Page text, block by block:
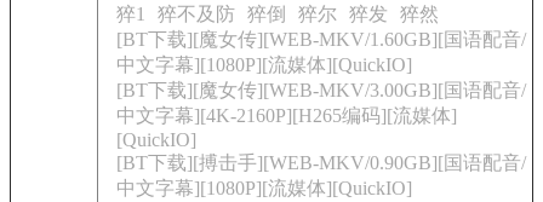
猝1
猝不及防 猝倒 猝尔 猝发
猝然
[BT下载][魔女传][WEB-MKV/1.60GB][国语配音/
中文字幕][1080P][流媒体][QuickIO]
[BT下载][魔女传][WEB-MKV/3.00GB][国语配音/
中文字幕][4K-2160P][H265编码][流媒体]
[QuickIO]
[BT下载][搏击手][WEB-MKV/0.90GB][国语配音/
中文字幕][1080P][流媒体][QuickIO]